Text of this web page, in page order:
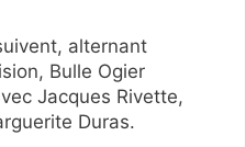
alternant
Bulle Ogier
Jacques Rivette,
Duras.